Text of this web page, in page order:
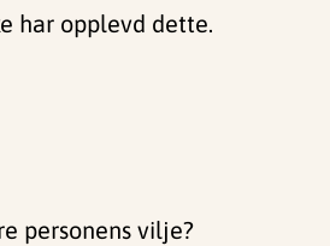
har opplevd dette.
personens vilje?